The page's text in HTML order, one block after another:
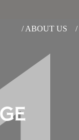
/ ABOUT US /